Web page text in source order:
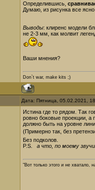
Определившись,
Думаю, из рисунка все
Выводы: клиренс модели
не 2-3 мм, как молвит
Ваши мнения?
Don`t war, make kits ;)
Дата: Пятница, 05.02.2021,
Истина где то рядом. Так
ровно боковые проекции, а
должно быть на уровне
(Примерно так, без
Без подколов.
P.S. а что, по моему
"Вот только этого и не